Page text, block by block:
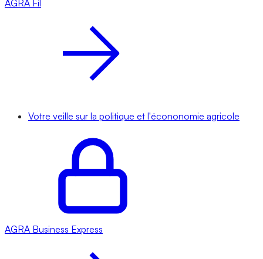
AGRA Fil
Votre veille sur la politique et l'écononomie agricole
AGRA Business Express